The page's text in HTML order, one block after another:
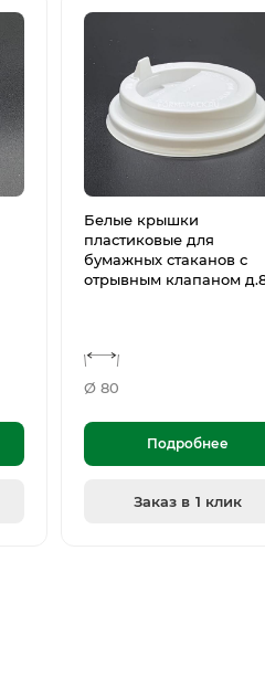
Белые крышки
пластиковые для
бумажных стаканов с
отрывным клапаном
Ø 80
Подробнее
Заказ в 1 клик